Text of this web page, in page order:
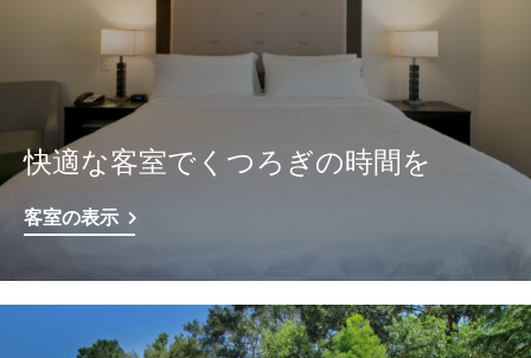
快適な客室でくつろぎの時間を
客室の表示